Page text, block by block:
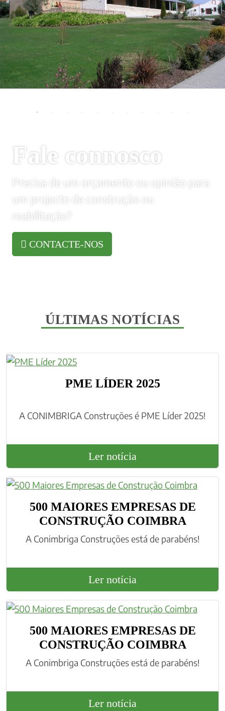
Fale connosco
Precisa de um orçamento ou opinião para
um projecto de construção ou
reabilitação?
CONTACTE-NOS
ÚLTIMAS NOTÍCIAS
PME LÍDER 2025
A CONIMBRIGA Construções é PME Líder 2025!
Ler notícia
​500 MAIORES EMPRESAS DE
CONSTRUÇÃO COIMBRA
A Conimbriga Construções está de parabéns!
Ler notícia
​500 MAIORES EMPRESAS DE
CONSTRUÇÃO COIMBRA
A Conimbriga Construções está de parabéns!
Ler notícia